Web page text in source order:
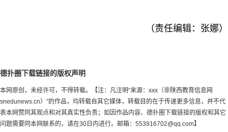
（责任编辑：张娜）
德扑圈下载链接的版权声明
本网原创，未经许可，不得转载。【注：凡注明“来源：xxx（非陕西教育信息网
snedunews.cn）”的作品，均转载自其它媒体，转载目的在于传递更多信息，并不代
表本网赞同其观点和对其真实性负责；如因作品内容、德扑圈下载链接的版权和其它
问题需要同本网联系的，请在30日内进行。邮箱： 553916702@qq.com】